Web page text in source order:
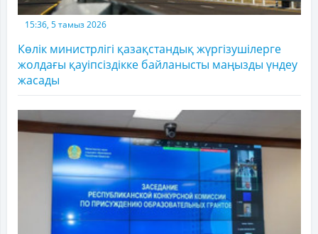
15:36, 5 тамыз 2026
Көлік министрлігі қазақстандық жүргізушілерге
жолдағы қауіпсіздікке байланысты маңызды үндеу
жасады